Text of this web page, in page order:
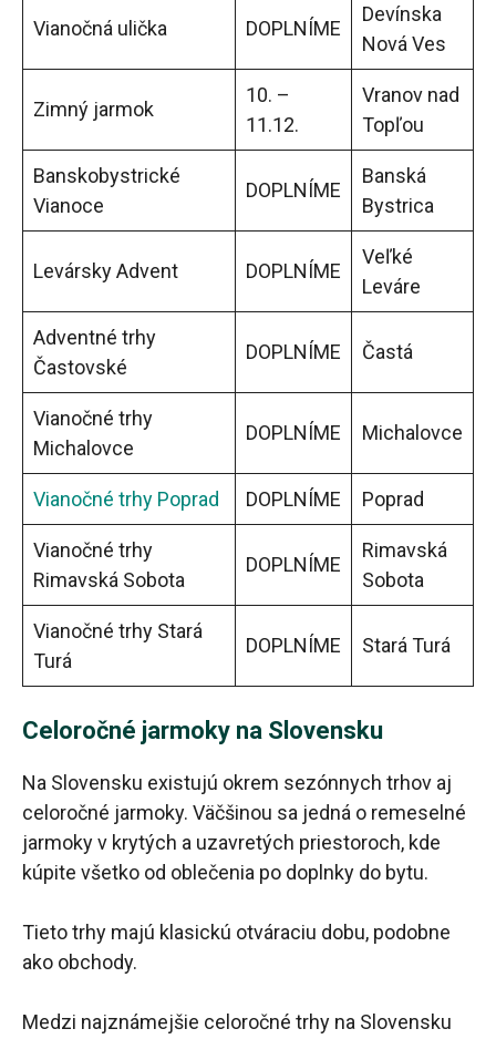
Vianočná ulička DOPLNÍME
Devínska
Nová Ves
Zimný jarmok
10. –
11.12.
Vranov nad
Topľou
Banskobystrické
Vianoce
DOPLNÍME
Banská
Bystrica
Levársky Advent DOPLNÍME
Veľké
Leváre
Adventné trhy
Častovské
DOPLNÍME Častá
Vianočné trhy
Michalovce
DOPLNÍME Michalovce
Vianočné trhy Poprad DOPLNÍME Poprad
Vianočné trhy
Rimavská Sobota
DOPLNÍME
Rimavská
Sobota
Vianočné trhy Stará
Turá
DOPLNÍME Stará Turá
Celoročné jarmoky na Slovensku
Na Slovensku existujú okrem sezónnych trhov aj
celoročné jarmoky. Väčšinou sa jedná o remeselné
jarmoky v krytých a uzavretých priestoroch, kde
kúpite všetko od oblečenia po doplnky do bytu.
Tieto trhy majú klasickú otváraciu dobu, podobne
ako obchody.
Medzi najznámejšie celoročné trhy na Slovensku